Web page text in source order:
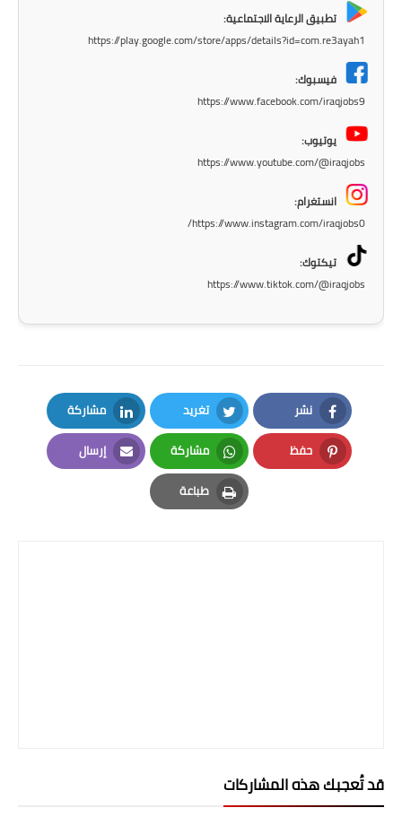
صحة وطب
فن ومشاهير
العامة
تطبيق الرعاية الاجتماعية:
https://play.google.com/store/apps/details?id=com.re3ayah1
فيسبوك:
https://www.facebook.com/iraqjobs9
يوتيوب:
https://www.youtube.com/@iraqjobs
انستغرام:
https://www.instagram.com/iraqjobs0/
تيكتوك:
https://www.tiktok.com/@iraqjobs
نشر
Facebook
تغريد
Twitter
مشاركة
LinkedIn
حفظ
Pinterest
مشاركة
Whatsapp
إرسال
Email
طباعة
Print
قد تُعجبك هذه المشاركات